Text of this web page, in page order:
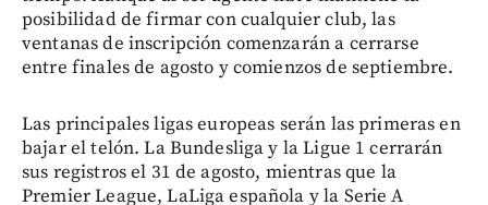
posibilidad de firmar con cualquier club, las
ventanas de inscripción comenzarán a cerrarse
entre finales de agosto y comienzos de septiembre.
Las principales ligas europeas serán las primeras en
bajar el telón. La Bundesliga y la Ligue 1 cerrarán
sus registros el 31 de agosto, mientras que la
Premier League, LaLiga española y la Serie A